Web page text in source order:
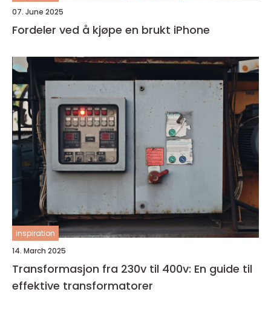
07. June 2025
Fordeler ved å kjøpe en brukt iPhone
inspiration
14. March 2025
Transformasjon fra 230v til 400v: En guide til
effektive transformatorer